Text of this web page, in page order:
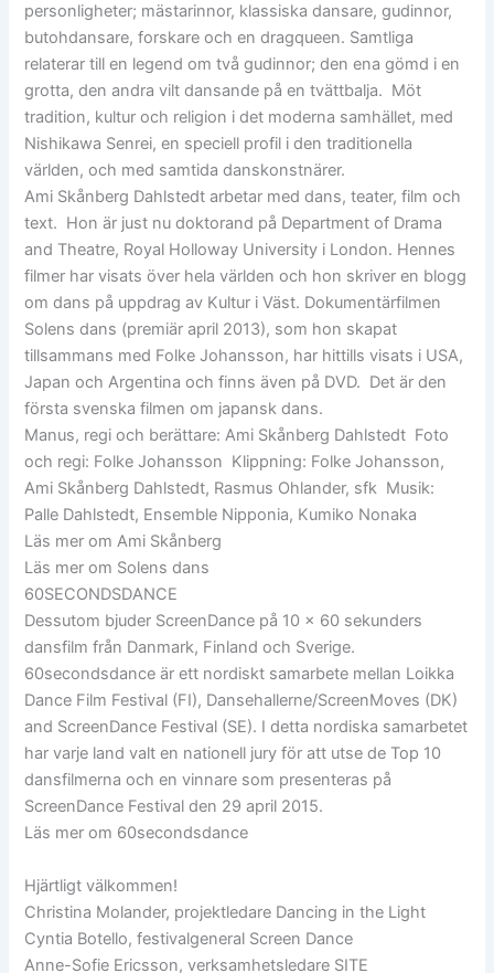
personligheter; mästarinnor, klassiska dansare, gudinnor,
butohdansare, forskare och en dragqueen. Samtliga
relaterar till en legend om två gudinnor; den ena gömd i en
grotta, den andra vilt dansande på en tvättbalja. Möt
tradition, kultur och religion i det moderna samhället, med
Nishikawa Senrei, en speciell profil i den traditionella
världen, och med samtida danskonstnärer.
Ami Skånberg Dahlstedt arbetar med dans, teater, film och
text. Hon är just nu doktorand på Department of Drama
and Theatre, Royal Holloway University i London. Hennes
filmer har visats över hela världen och hon skriver en blogg
om dans på uppdrag av Kultur i Väst. Dokumentärfilmen
Solens dans (premiär april 2013), som hon skapat
tillsammans med Folke Johansson, har hittills visats i USA,
Japan och Argentina och finns även på DVD. Det är den
första svenska filmen om japansk dans.
Manus, regi och berättare: Ami Skånberg Dahlstedt Foto
och regi: Folke Johansson Klippning: Folke Johansson,
Ami Skånberg Dahlstedt, Rasmus Ohlander, sfk Musik:
Palle Dahlstedt, Ensemble Nipponia, Kumiko Nonaka
Läs mer om Ami Skånberg
Läs mer om Solens dans
60SECONDSDANCE
Dessutom bjuder ScreenDance på 10 x 60 sekunders
dansfilm från Danmark, Finland och Sverige.
60secondsdance är ett nordiskt samarbete mellan Loikka
Dance Film Festival (FI), Dansehallerne/ScreenMoves (DK)
and ScreenDance Festival (SE). I detta nordiska samarbetet
har varje land valt en nationell jury för att utse de Top 10
dansfilmerna och en vinnare som presenteras på
ScreenDance Festival den 29 april 2015.
Läs mer om 60secondsdance
Hjärtligt välkommen!
Christina Molander, projektledare Dancing in the Light
Cyntia Botello, festivalgeneral Screen Dance
Anne-Sofie Ericsson, verksamhetsledare SITE